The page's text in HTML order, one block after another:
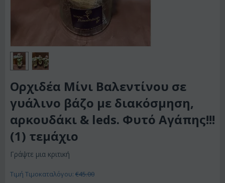
Ορχιδέα Μίνι Βαλεντίνου σε
γυάλινο βάζο με διακόσμηση,
αρκουδάκι & leds. Φυτό Αγάπης!!!
(1) τεμάχιο
Γράψτε μια κριτική
Τιμή Τιμοκαταλόγου: €45.00